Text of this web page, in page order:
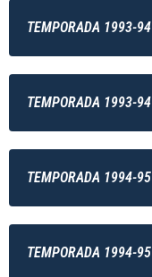
TEMPORADA 1993-94
TEMPORADA 1993-94
TEMPORADA 1994-95
TEMPORADA 1994-95